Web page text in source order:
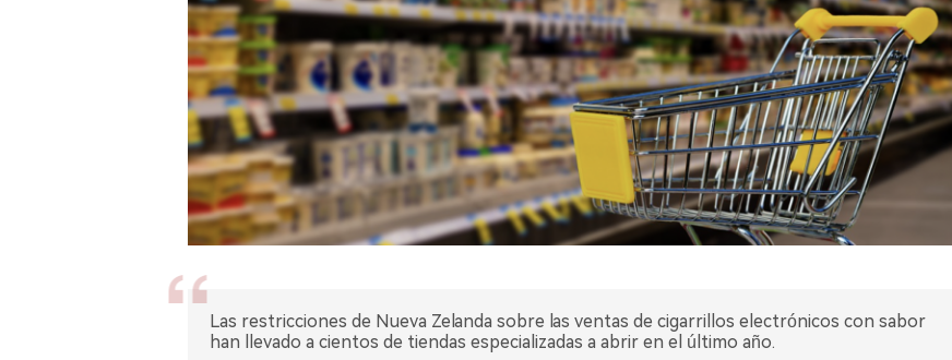
Las restricciones de Nueva Zelanda sobre las ventas de cigarrillos electrónicos con sabor
han llevado a cientos de tiendas especializadas a abrir en el último año.